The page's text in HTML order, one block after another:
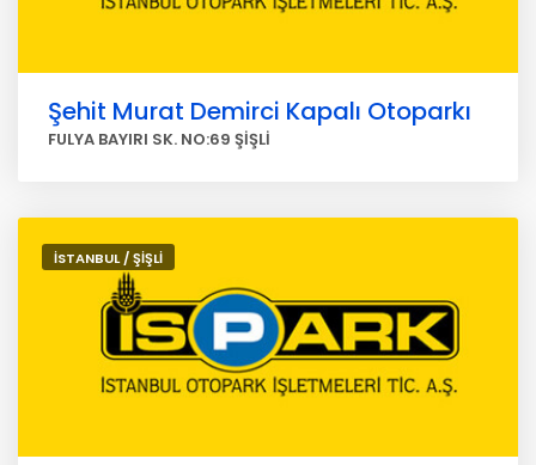
Şehit Murat Demirci Kapalı Otoparkı
FULYA BAYIRI SK. NO:69 ŞİŞLİ
İSTANBUL / ŞİŞLİ